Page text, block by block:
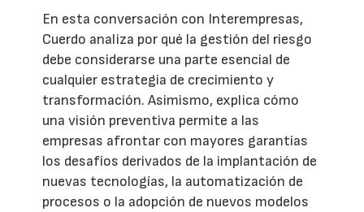
En esta conversación con Interempresas,
Cuerdo analiza por qué la gestión del riesgo
debe considerarse una parte esencial de
cualquier estrategia de crecimiento y
transformación. Asimismo, explica cómo
una visión preventiva permite a las
empresas afrontar con mayores garantías
los desafíos derivados de la implantación de
nuevas tecnologías, la automatización de
procesos o la adopción de nuevos modelos